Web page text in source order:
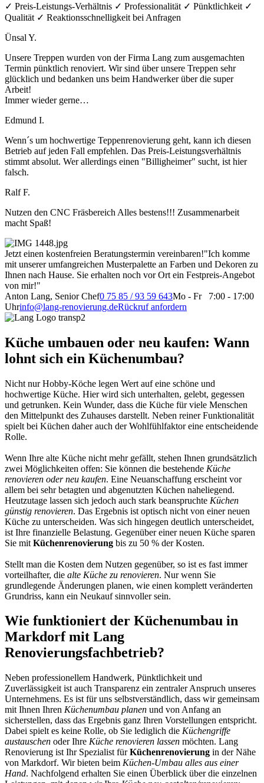
✓ Preis-Leistungs-Verhältnis ✓ Professionalität ✓ Pünktlichkeit ✓
Qualität ✓ Reaktionsschnelligkeit bei Anfragen
Ünsal Y.
Unsere Treppen wurden von der Firma Lang zum ausgemachten
Termin pünktlich renoviert. Wir sind über unsere Treppen sehr
glücklich und bedanken uns beim Handwerker über die super
Arbeit!
Immer wieder gerne…
Edmund I.
Wenn´s um hochwertige Teppenrenovierung geht, kann ich diesen
Betrieb auf jeden Fall empfehlen. Das Preis-Leistungsverhältnis
stimmt absolut. Wer allerdings einen "Billigheimer" sucht, ist hier
falsch.
Ralf F.
Nutzen den CNC Fräsbereich Alles bestens!!! Zusammenarbeit
macht Spaß!
Jetzt einen kostenfreien Beratungstermin vereinbaren!"Ich komme
mit unserer umfangreichen Musterpalette an Farben und Dekoren zu
Ihnen nach Hause. Sie erhalten noch vor Ort ein Festpreis-Angebot
von mir!"
Anton Lang, Senior Chef0 75 85 / 93 59 643Mo - Fr 7:00 - 17:00
Uhrinfo@lang-renovierung.deRückruf anfordern
Küche umbauen oder neu kaufen: Wann
lohnt sich ein Küchenumbau?
Nicht nur Hobby-Köche legen Wert auf eine schöne und
hochwertige Küche. Hier wird sich unterhalten, gelebt, gegessen
und getrunken. Kein Wunder, dass die Küche für viele Menschen
den Mittelpunkt des Zuhauses darstellt. Neben reiner Funktionalität
spielt bei Küchen daher auch der Wohlfühlfaktor eine entscheidende
Rolle.
Wenn Ihre alte Küche nicht mehr gefällt, stehen Ihnen grundsätzlich
zwei Möglichkeiten offen: Sie können die bestehende Küche
renovieren oder neu kaufen. Eine Neuanschaffung erscheint vor
allem bei sehr betagten und abgenutzten Küchen naheliegend.
Heutzutage lassen sich jedoch auch stark beanspruchte Küchen
günstig renovieren. Das Ergebnis ist optisch nicht von einer neuen
Küche zu unterscheiden. Was sich hingegen deutlich unterscheidet,
ist Ihre finanzielle Belastung. Gegenüber einer neuen Küche sparen
Sie mit Küchenrenovierung bis zu 50 % der Kosten.
Stellt man die Kosten dem Nutzen gegenüber, so ist es fast immer
vorteilhafter, die alte Küche zu renovieren. Nur wenn Sie
grundlegende Änderungen planen, wie einen komplett veränderten
Grundriss, kann ein Neukauf sinnvoller sein.
Wie funktioniert der Küchenumbau in
Markdorf mit Lang
Renovierungsfachbetrieb?
Neben professionellem Handwerk, Pünktlichkeit und
Zuverlässigkeit ist auch Transparenz ein zentraler Anspruch unseres
Unternehmens. Es ist für uns selbstverständlich, dass wir gemeinsam
mit Ihnen Ihren Küchenumbau planen und von Anfang an
sicherstellen, dass das Ergebnis ganz Ihren Vorstellungen entspricht.
Dabei spielt es keine Rolle, ob Sie lediglich die Küchengriffe
austauschen oder Ihre Küche renovieren lassen möchten. Lang
Renovierung ist Ihr Spezialist fürKüchenrenovierung in der Nähe
von Markdorf. Wir bieten beim Küchen-Umbau alles aus einer
Hand. Nachfolgend erhalten Sie einen Überblick über die einzelnen